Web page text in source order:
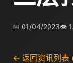
📅 01/04/2023👁
← 返回资讯列表